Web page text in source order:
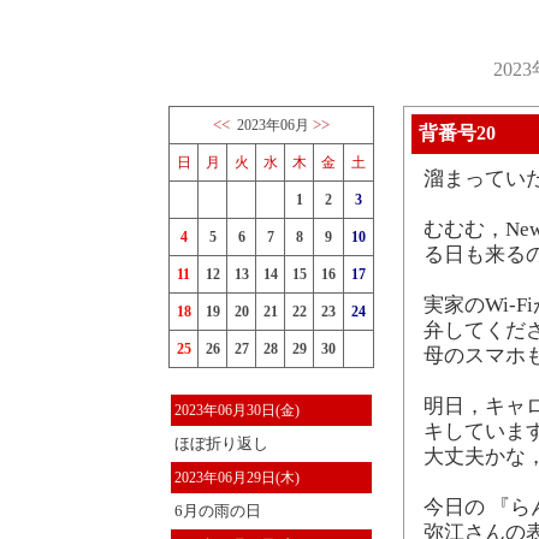
<< 2023年06月 >>
日 月 火 水 木 金 土
1 2 3
4 5 6 7 8 9 10
11 12 13 14 15 16 17
18 19 20 21 22 23 24
25 26 27 28 29 30
2023年06月30日(金)
ほぼ折り返し
2023年06月29日(木)
6月の雨の日
背番号20
溜まってい
むむむ，
る日も来る
実家のWi-Fi
弁してくだ
母のスマホ
明日，キャ
キしていま
大丈夫かな
今日の 『ら
弥江さんの